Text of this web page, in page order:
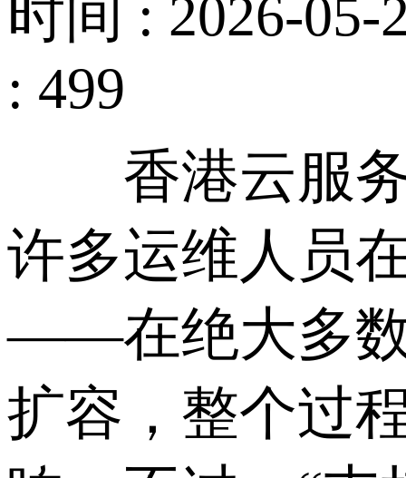
时间 : 2026-05-
: 499
香港云服务
许多运维人员
——在绝大多数
扩容，整个过